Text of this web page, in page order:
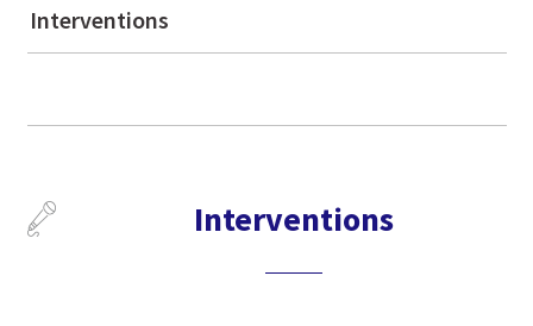
Interventions
Interventions